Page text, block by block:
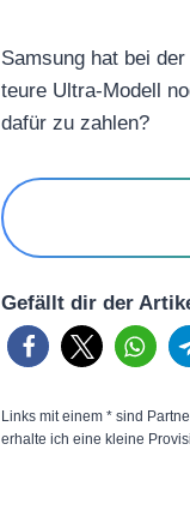
Samsung hat bei
teure Ultra-Modell
dafür zu zahlen?
Gefällt dir der
Links mit einem * sind
erhalte ich eine kleine